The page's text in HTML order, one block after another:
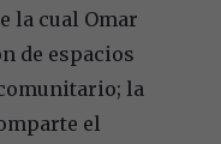
la cual Omar
de espacios
la
el